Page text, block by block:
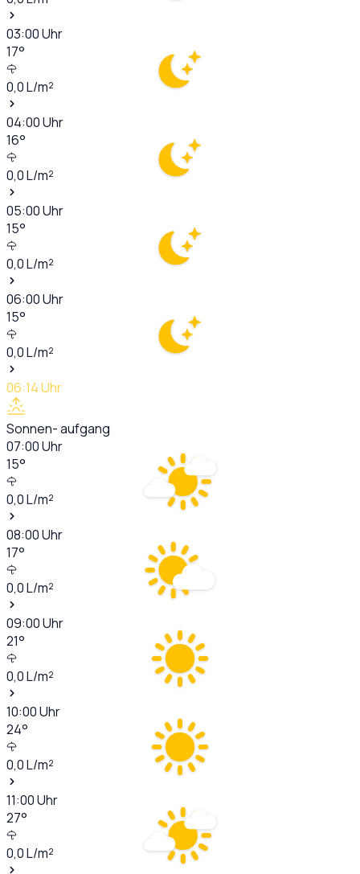
03:00Uhr
17°
0,0L/m²
04:00Uhr
16°
0,0L/m²
05:00Uhr
15°
0,0L/m²
06:00Uhr
15°
0,0L/m²
06:14Uhr
Sonnen- aufgang
07:00Uhr
15°
0,0L/m²
08:00Uhr
17°
0,0L/m²
09:00Uhr
21°
0,0L/m²
10:00Uhr
24°
0,0L/m²
11:00Uhr
27°
0,0L/m²